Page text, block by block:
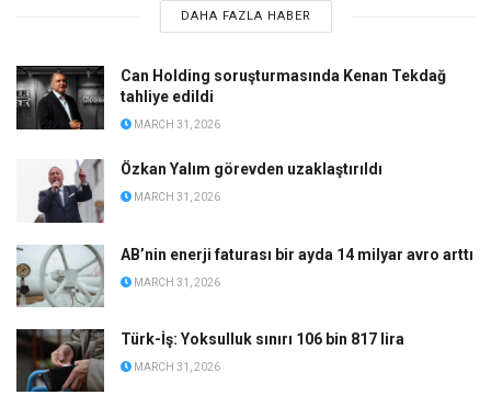
DAHA FAZLA HABER
Can Holding soruşturmasında Kenan Tekdağ
tahliye edildi
MARCH 31, 2026
Özkan Yalım görevden uzaklaştırıldı
MARCH 31, 2026
AB’nin enerji faturası bir ayda 14 milyar avro arttı
MARCH 31, 2026
Türk-İş: Yoksulluk sınırı 106 bin 817 lira
MARCH 31, 2026